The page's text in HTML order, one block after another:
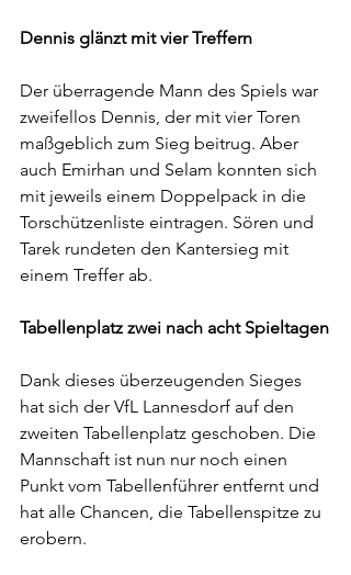
Dennis glänzt mit vier Treffern
Der überragende Mann des Spiels war
zweifellos Dennis, der mit vier Toren
maßgeblich zum Sieg beitrug. Aber
auch Emirhan und Selam konnten sich
mit jeweils einem Doppelpack in die
Torschützenliste eintragen. Sören und
Tarek rundeten den Kantersieg mit
einem Treffer ab.
Tabellenplatz zwei nach acht Spieltagen
Dank dieses überzeugenden Sieges
hat sich der VfL Lannesdorf auf den
zweiten Tabellenplatz geschoben. Die
Mannschaft ist nun nur noch einen
Punkt vom Tabellenführer entfernt und
hat alle Chancen, die Tabellenspitze zu
erobern.